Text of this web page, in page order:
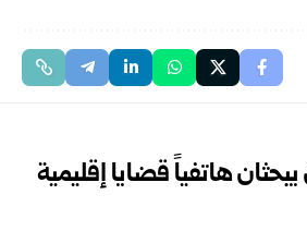
هاتفياً قضايا إقليمية